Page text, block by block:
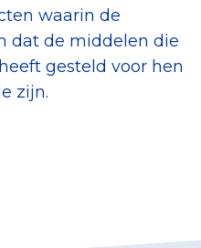
waarin de
dat de middelen die
gesteld voor hen
zijn.